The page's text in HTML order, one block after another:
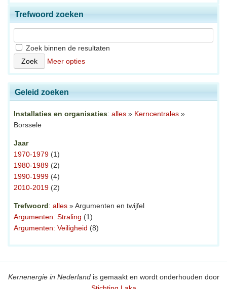
Trefwoord zoeken
Zoek binnen de resultaten
Meer opties
Geleid zoeken
Installaties en organisaties: alles » Kerncentrales »
Borssele
Jaar
1970-1979 (1)
1980-1989 (2)
1990-1999 (4)
2010-2019 (2)
Trefwoord: alles » Argumenten en twijfel
Argumenten: Straling (1)
Argumenten: Veiligheid (8)
Kernenergie in Nederlandis gemaakt en wordt onderhouden door